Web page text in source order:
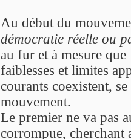
Au début du
démocratie réelle ou
au fur et à mesure que
faiblesses et limites
courants coexistent,
mouvement.
Le premier ne va pas
corrompue, cherchant